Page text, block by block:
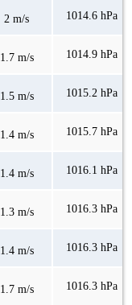
2 m/s 1014.6 hPa
1.7 m/s 1014.9 hPa
1.5 m/s 1015.2 hPa
1.4 m/s 1015.7 hPa
1.4 m/s 1016.1 hPa
1.3 m/s 1016.3 hPa
1.4 m/s 1016.3 hPa
1.7 m/s 1016.3 hPa